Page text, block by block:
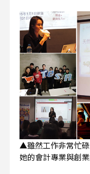
▲雖然工作非常忙
她的會計專業與創